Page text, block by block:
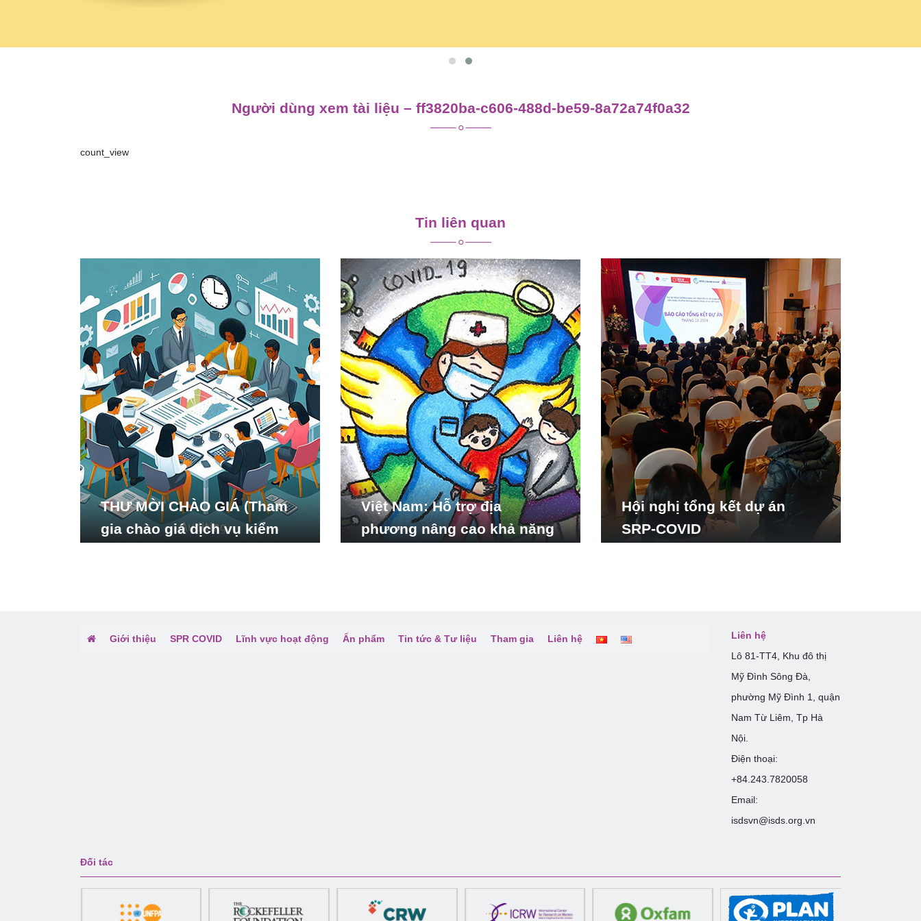
Người dùng xem tài liệu – ff3820ba-c606-488d-be59-8a72a74f0a32
count_view
viết
Tin liên quan
THƯ MỜI CHÀO GIÁ (Tham
gia chào giá dịch vụ kiểm
Việt Nam: Hỗ trợ địa
phương nâng cao khả năng
Hội nghị tổng kết dự án
SRP-COVID
Giới thiệu SPR COVID Lĩnh vực hoạt động Ấn phẩm Tin tức & Tư liệu Tham gia Liên hệ
Liên hệ
Lô 81-TT4, Khu đô thị
Mỹ Đình Sông Đà,
phường Mỹ Đình 1, quận
Nam Từ Liêm, Tp Hà
Nội.
Điện thoại:
+84.243.7820058
Email:
isdsvn@isds.org.vn
Đối tác